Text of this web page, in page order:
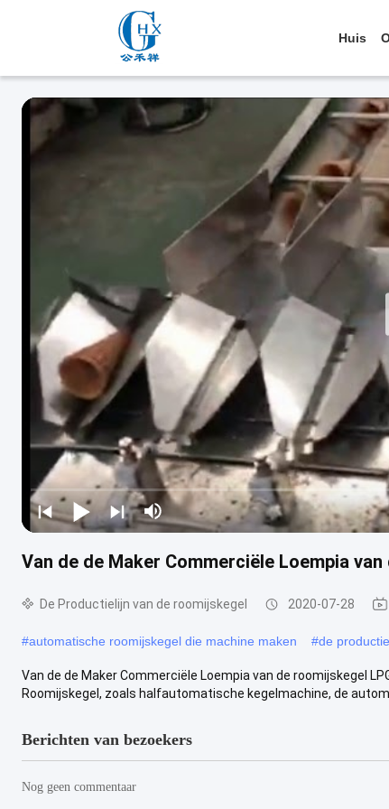
Huis
Van de de Maker Commerciële Loempia
De Productielijn van de roomijskegel 2020-07-28
#automatische roomijskegel die machine maken #de
Van de de Maker Commerciële Loempia van de roomijskegel
Roomijskegel, zoals halfautomatische kegelmachine, de
Berichten van bezoekers
Nog geen commentaar